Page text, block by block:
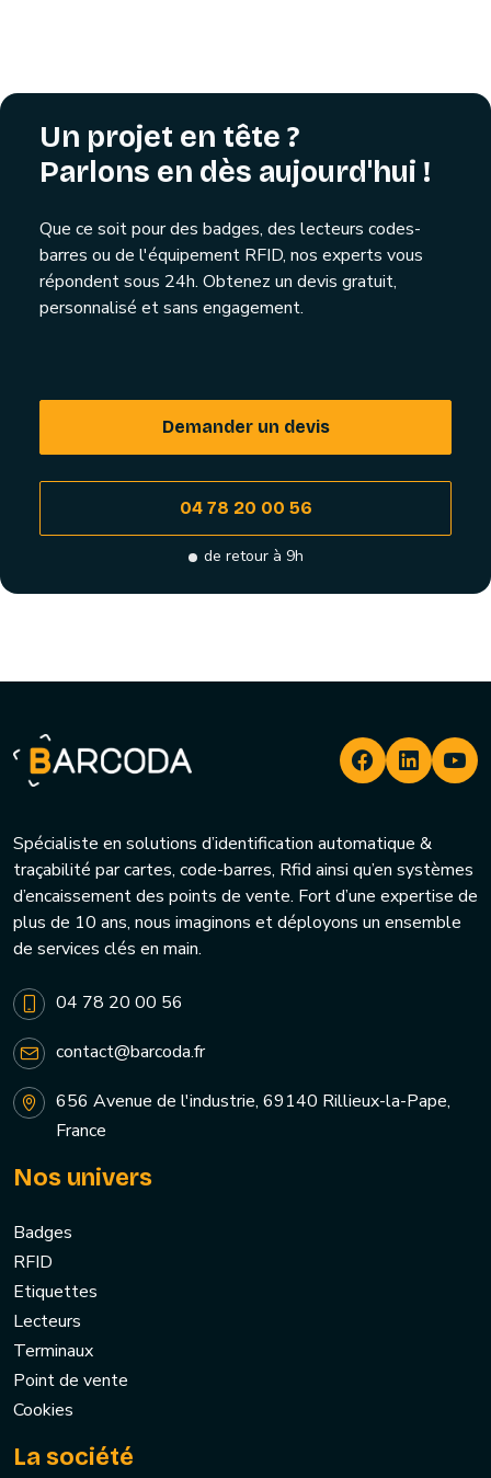
Un projet en tête ?
Parlons en dès aujourd'hui !
Que ce soit pour des badges, des lecteurs codes-
barres ou de l'équipement RFID, nos experts vous
répondent sous 24h. Obtenez un devis gratuit,
personnalisé et sans engagement.
Demander un devis
04 78 20 00 56
de retour à 9h
Spécialiste en solutions d’identification automatique &
traçabilité par cartes, code-barres, Rfid ainsi qu’en systèmes
d’encaissement des points de vente. Fort d’une expertise de
plus de 10 ans, nous imaginons et déployons un ensemble
de services clés en main.
04 78 20 00 56
contact@barcoda.fr
656 Avenue de l'industrie, 69140 Rillieux-la-Pape,
France
Nos univers
Badges
RFID
Etiquettes
Lecteurs
Terminaux
Point de vente
Cookies
La société